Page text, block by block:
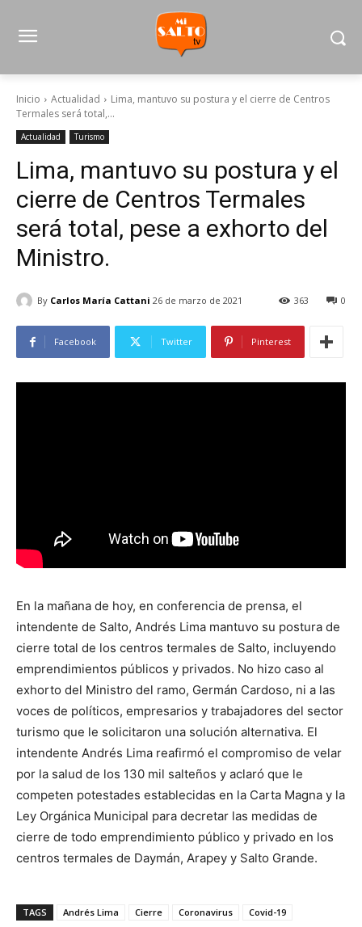
Inicio Actualidad
Lima, mantuvo su postura y el cierre de Centros
Termales será total,...
Actualidad Turismo
Lima, mantuvo su postura y el
cierre de Centros Termales
será total, pese a exhorto del
Ministro.
By Carlos María Cattani 26 de marzo de 2021 0
363
Facebook Twitter Pinterest
En la mañana de hoy, en conferencia de prensa, el
intendente de Salto, Andrés Lima mantuvo su postura de
cierre total de los centros termales de Salto, incluyendo
emprendimientos públicos y privados. No hizo caso al
exhorto del Ministro del ramo, Germán Cardoso, ni a las
voces de políticos, empresarios y trabajadores del sector
turismo que le solicitaron una solución alternativa. El
intendente Andrés Lima reafirmó el compromiso de velar
por la salud de los 130 mil salteños y aclaró que le
competen potestades establecidas en la Carta Magna y la
Ley Orgánica Municipal para decretar las medidas de
cierre de todo emprendimiento público y privado en los
centros termales de Daymán, Arapey y Salto Grande.
TAGS Andrés Lima Cierre Coronavirus
Covid-19